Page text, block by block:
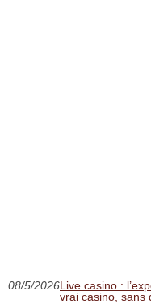
08/5/2026Live casino :
vrai casino, sans